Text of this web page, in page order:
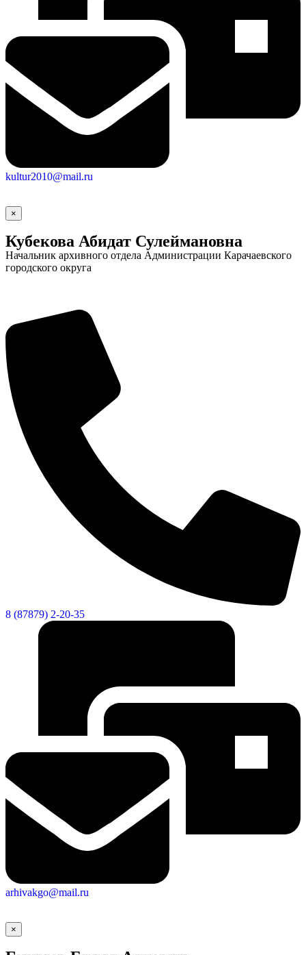
Документы
Газета "Минги Тау"
Виртуальная
приемная
Культурный
код кластера
Социальные
видеоролики
kultur2010@mail.ru
×
Кубекова Абидат Сулеймановна
Начальник архивного отдела Администрации Карачаевского
городского округа
8 (87879) 2-20-35
arhivakgo@mail.ru
×